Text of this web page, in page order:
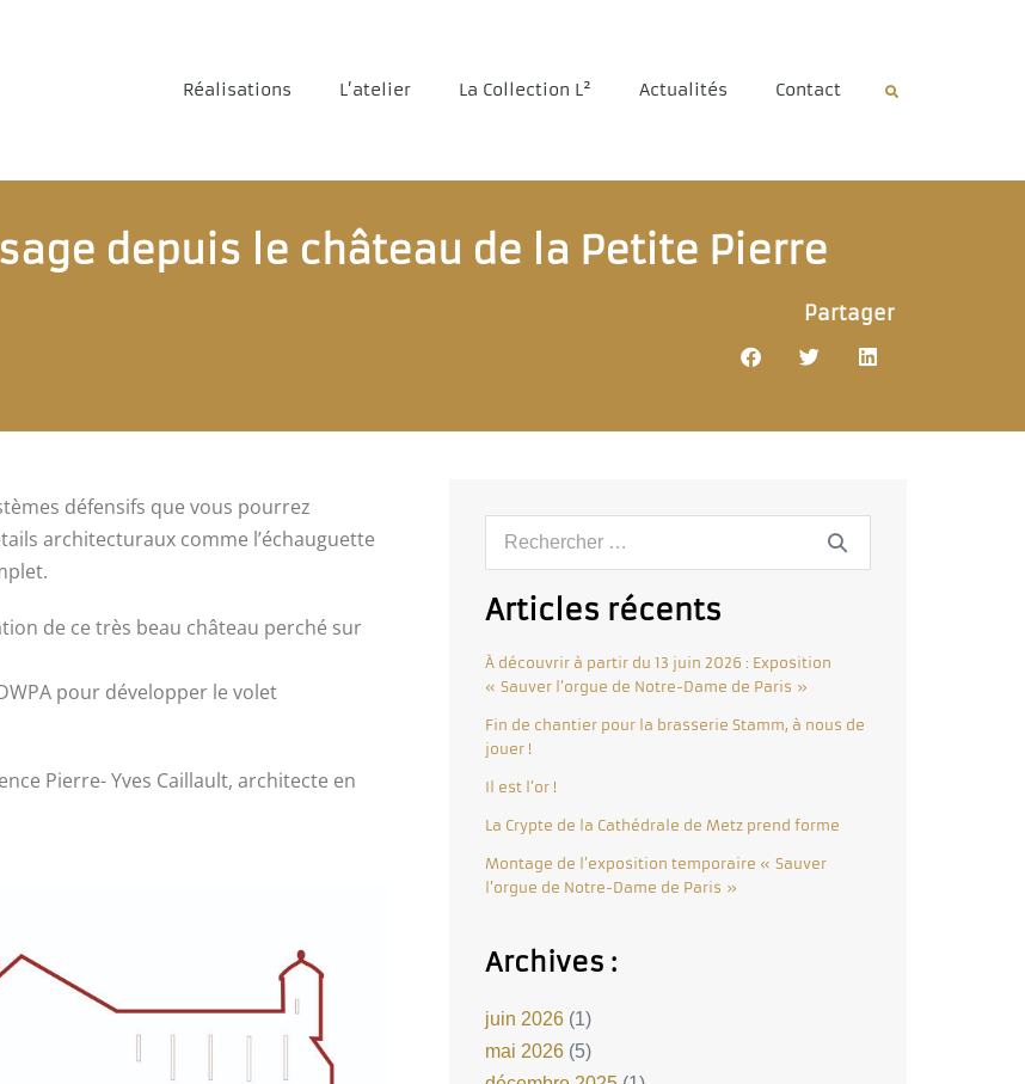
Réalisations L’atelier La Collection L² Actualités Contact
depuis le château de la Petite Pierre
Partager
défensifs que vous pourrez
architecturaux comme l’échauguette
de ce très beau château perché sur
pour développer le volet
Pierre- Yves Caillault, architecte en
Articles récents
À découvrir à partir du 13 juin 2026 : Exposition
« Sauver l’orgue de Notre-Dame de Paris »
Fin de chantier pour la brasserie Stamm, à nous de
jouer !
Il est l’or !
La Crypte de la Cathédrale de Metz prend forme
Montage de l’exposition temporaire « Sauver
l’orgue de Notre-Dame de Paris »
Archives :
juin 2026(1)
mai 2026(5)